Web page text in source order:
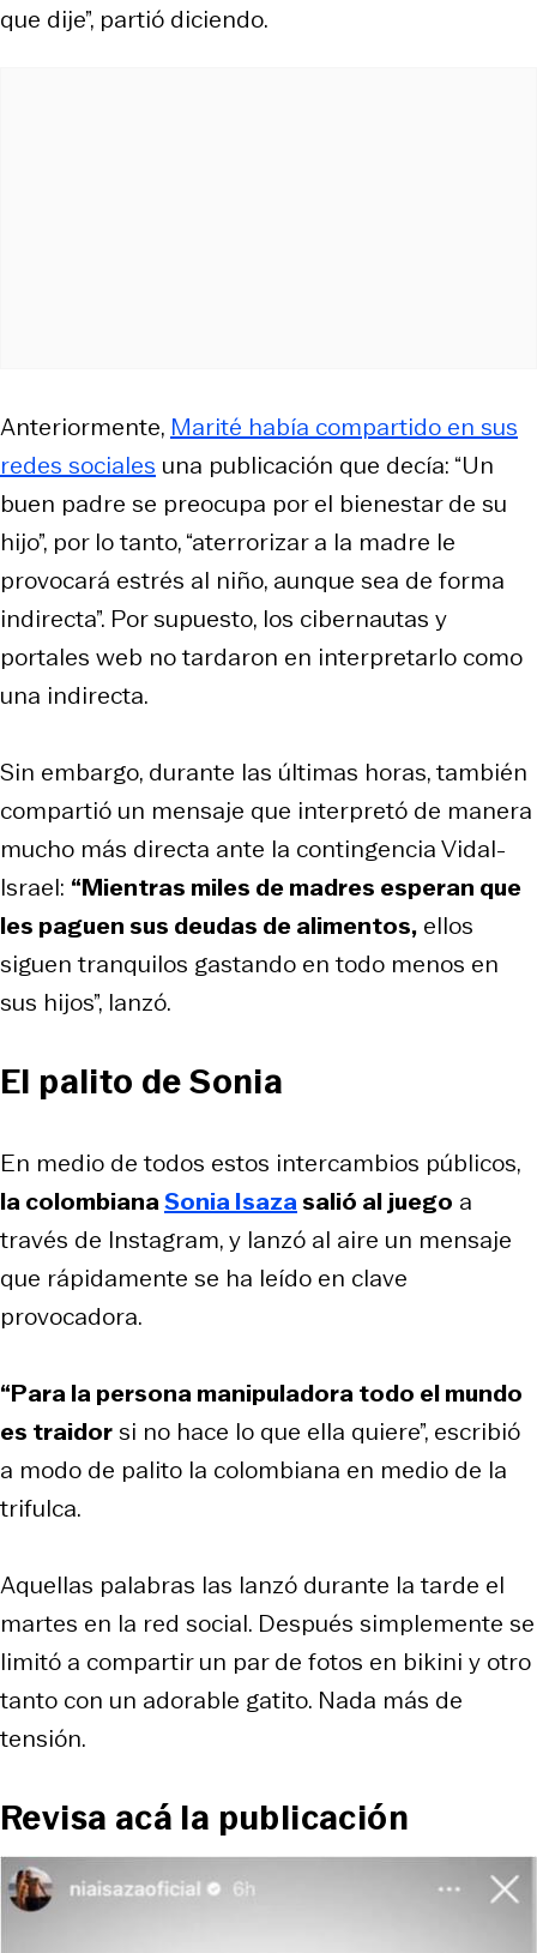
que dije”, partió diciendo.
Anteriormente, Marité había compartido en sus
redes sociales una publicación que decía: “Un
buen padre se preocupa por el bienestar de su
hijo”, por lo tanto, “aterrorizar a la madre le
provocará estrés al niño, aunque sea de forma
indirecta”. Por supuesto, los cibernautas y
portales web no tardaron en interpretarlo como
una indirecta.
Sin embargo, durante las últimas horas, también
compartió un mensaje que interpretó de manera
mucho más directa ante la contingencia Vidal-
Israel: “Mientras miles de madres esperan que
les paguen sus deudas de alimentos, ellos
siguen tranquilos gastando en todo menos en
sus hijos”, lanzó.
El palito de Sonia
En medio de todos estos intercambios públicos,
la colombianaSonia Isazasalió al juego a
través de Instagram, y lanzó al aire un mensaje
que rápidamente se ha leído en clave
provocadora.
“Para la persona manipuladora todo el mundo
es traidorsi no hace lo que ella quiere”, escribió
a modo de palito la colombiana en medio de la
trifulca.
Aquellas palabras las lanzó durante la tarde el
martes en la red social. Después simplemente se
limitó a compartir un par de fotos en bikini y otro
tanto con un adorable gatito. Nada más de
tensión.
Revisa acá la publicación